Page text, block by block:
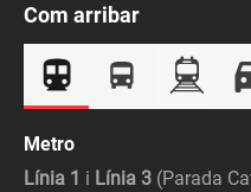
Com arribar
Metro
Línia 1 i Línia 3 (Parada